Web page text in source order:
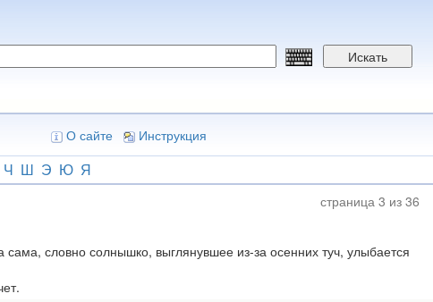
Искать
О сайте Инструкция
Ч Ш Э Ю Я
страница 3 из 36
словно солнышко, выглянувшее из-за осенних туч, улыбается